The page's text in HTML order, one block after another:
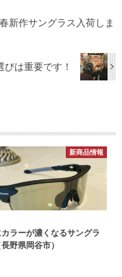
新作サングラス入荷しま
は重要です！
新商品情報
ラーが濃くなるサングラ
県岡谷市）